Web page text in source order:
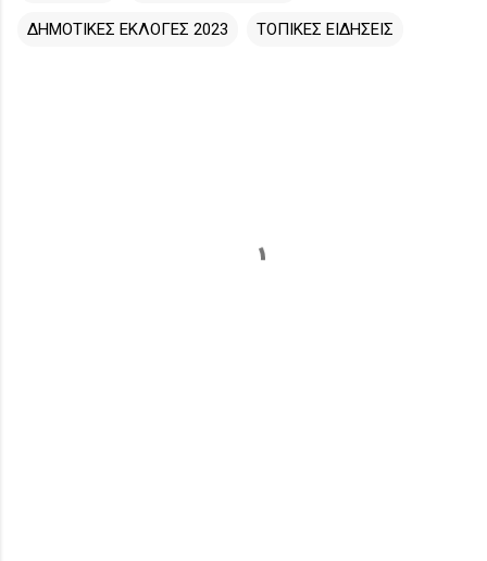
ΔΗΜΟΤΙΚΕΣ ΕΚΛΟΓΕΣ 2023 ΤΟΠΙΚΕΣ ΕΙΔΗΣΕΙΣ